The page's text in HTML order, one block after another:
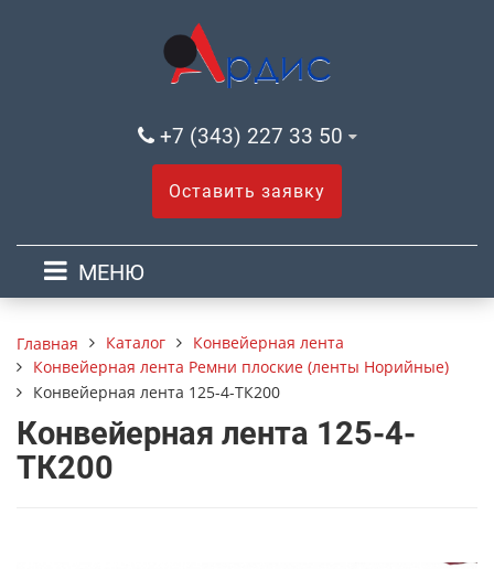
+7 (343) 227 33 50
Оставить заявку
МЕНЮ
Главная Каталог
Конвейерная лента
Конвейерная лента Ремни плоские (ленты Норийные)
Конвейерная лента 125-4-ТК200
Конвейерная лента 125-4-
ТК200